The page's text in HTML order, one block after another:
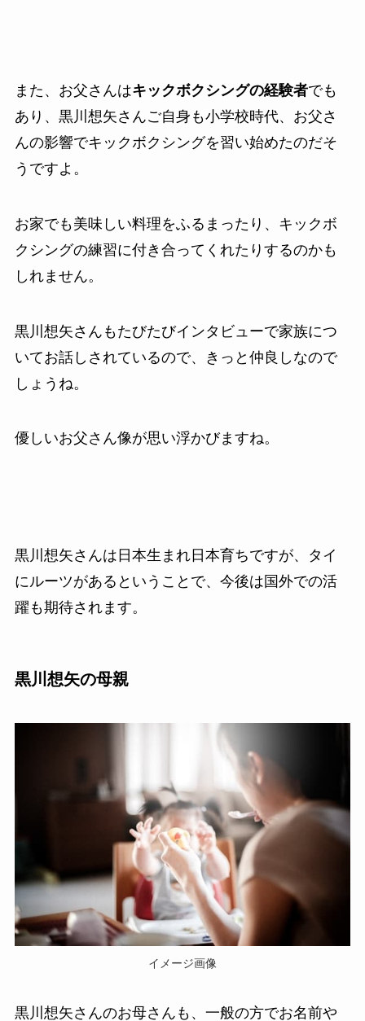
また、お父さんはキックボクシングの経験者でも
あり、黒川想矢さんご自身も小学校時代、お父さ
んの影響でキックボクシングを習い始めたのだそ
うですよ。
お家でも美味しい料理をふるまったり、キックボ
クシングの練習に付き合ってくれたりするのかも
しれません。
黒川想矢さんもたびたびインタビューで家族につ
いてお話しされているので、きっと仲良しなので
しょうね。
優しいお父さん像が思い浮かびますね。
黒川想矢さんは日本生まれ日本育ちですが、タイ
にルーツがあるということで、今後は国外での活
躍も期待されます。
黒川想矢の母親
イメージ画像
黒川想矢さんのお母さんも、一般の方でお名前や